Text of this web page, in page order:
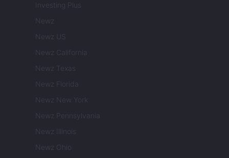
Investing Plus
Newz
Newz US
Newz California
Newz Texas
Newz Florida
Newz New York
Newz Pennsylvania
Newz Illinois
Newz Ohio